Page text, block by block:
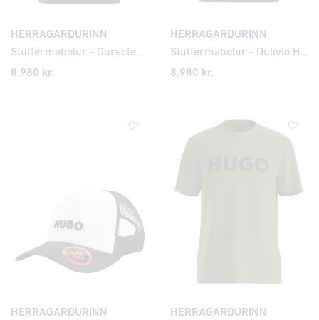
HERRAGARÐURINN
Stuttermabolur - Durectee Record Club
8.980 kr.
HERRAGARÐURINN
Stuttermabolur - Dulivio Houndstooth Logo
8.980 kr.
HERRAGARÐURINN HERRAGARÐURINN